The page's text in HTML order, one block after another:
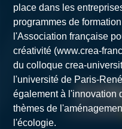
place dans les
programmes de
l'Association française
créativité (www.crea-
du colloque crea-
l'université de Paris-
également à l'innovation
thèmes de
l'écologie.